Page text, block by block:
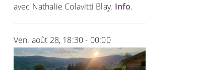
avec Nathalie Colavitti Blay. Info.
Ven. août 28, 18:30 - 00:00